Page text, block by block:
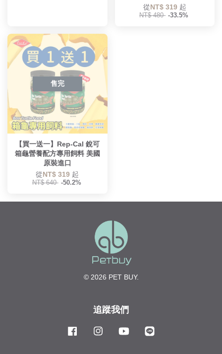
從NT$ 319 起
NT$ 480 -33.5%
售完
【買一送一】Rep-Cal 銳可
箱龜營養配方專用飼料 美國
原裝進口
從NT$ 319 起
NT$ 640 -50.2%
© 2026 PET BUY.
追蹤我們
Facebook Instagram YouTube